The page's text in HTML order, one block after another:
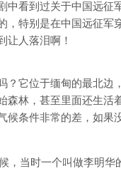
中看到过关于中国远征
，特别是在中国远征军
让人落泪啊！
？它位于缅甸的最北边
森林，甚至里面还生活
候条件非常的差，如果
，当时一个叫做李明华